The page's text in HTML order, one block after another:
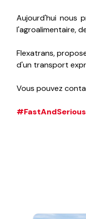
Aujourd'hui nous
l'agroalimentaire,
Flexatrans,
d'un transport
Vous pouvez
#FastAndSerious